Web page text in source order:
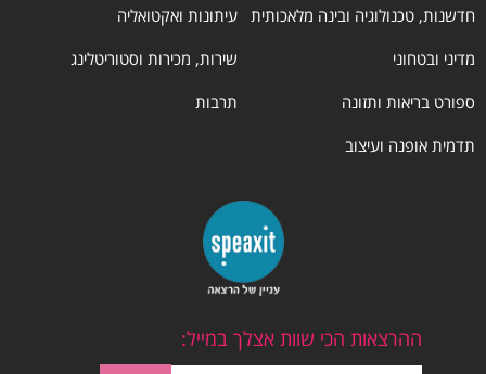
חדשנות, טכנולוגיה ובינה מלאכותית עיתונות ואקטואליה
מדיני ובטחוני
שירות, מכירות וסטוריטלינג
ספורט בריאות ותזונה
תרבות
תדמית אופנה ועיצוב
ההרצאות הכי שוות אצלך במייל: